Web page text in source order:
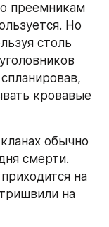
преемникам
Но
столь
кровавые
обычно
смерти.
на
на